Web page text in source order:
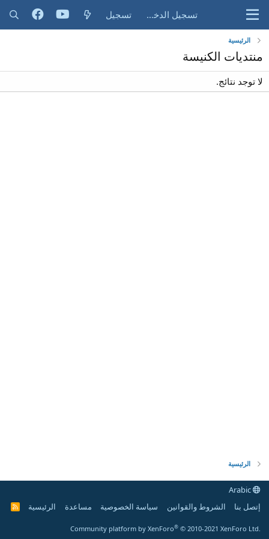
تسجيل الدخول تسجيل
الرئيسية
منتديات الكنيسة
لا توجد نتائج.
الرئيسية
إتصل بنا
الشروط والقوانين سياسة الخصوصية مساعدة الرئيسية
R
Community platform by XenForo® © 2010-2021 XenForo Ltd.